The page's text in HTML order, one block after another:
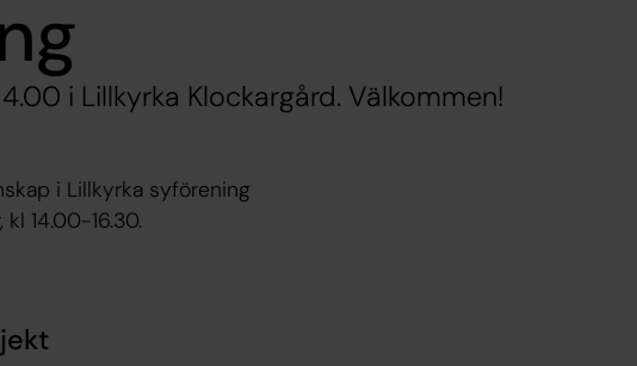
i Lillkyrka Klockargård. Välkommen!
i Lillkyrka syförening
14.00-16.30.